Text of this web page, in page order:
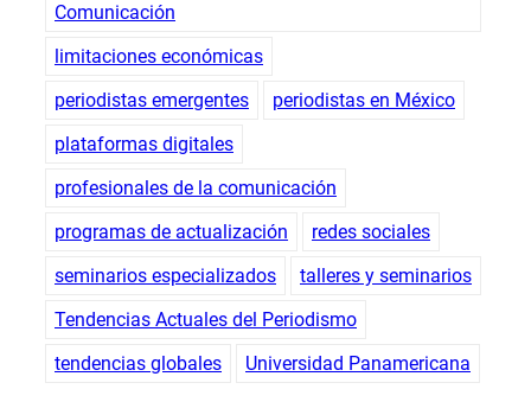
Comunicación
limitaciones económicas
periodistas emergentes
periodistas en México
plataformas digitales
profesionales de la comunicación
programas de actualización
redes sociales
seminarios especializados
talleres y seminarios
Tendencias Actuales del Periodismo
tendencias globales
Universidad Panamericana